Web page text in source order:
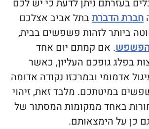
ניתן לדעת כי יש לכם
בתל אביב אצלכם
לזהות פשפשים בבית,
. אם קמתם יום אחד
גופכם העליון, כאשר
ובמרכזו נקודה אדומה
מלבד זאת, זיהוי
ממקומות המסתור של
הימצאותם.